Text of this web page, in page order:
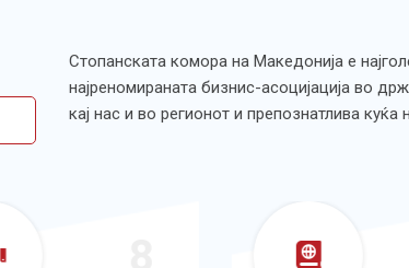
Стопанската комора на Македонија е
најреномираната бизнис-асоцијација во
кај нас и во регионот и препознатлива куќа
9